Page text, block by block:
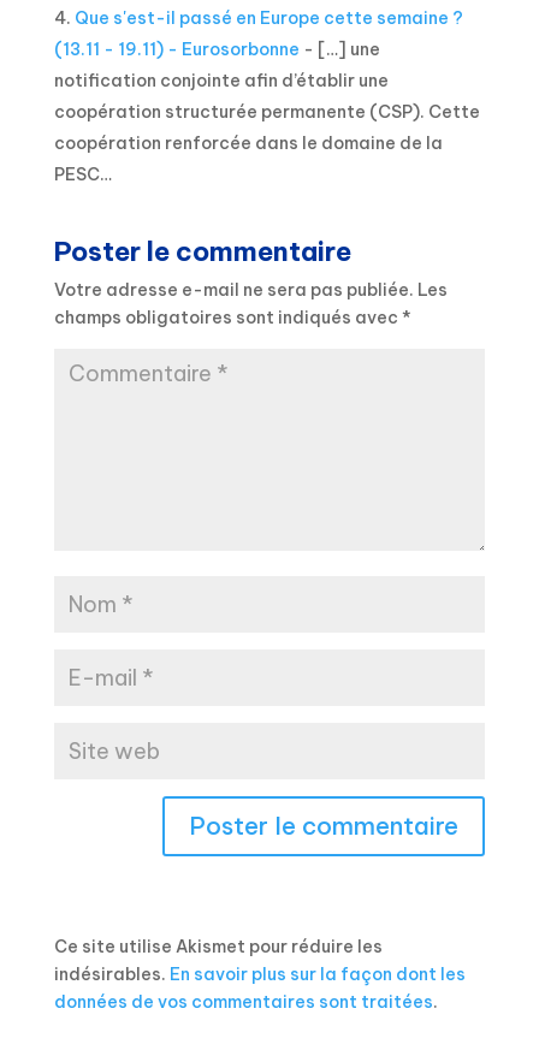
Que s'est-il passé en Europe cette semaine ?
(13.11 - 19.11) - Eurosorbonne - […] une
notification conjointe afin d’établir une
coopération structurée permanente (CSP). Cette
coopération renforcée dans le domaine de la
PESC…
Poster le commentaire
Votre adresse e-mail ne sera pas publiée. Les
champs obligatoires sont indiqués avec *
Ce site utilise Akismet pour réduire les
indésirables. En savoir plus sur la façon dont les
données de vos commentaires sont traitées.